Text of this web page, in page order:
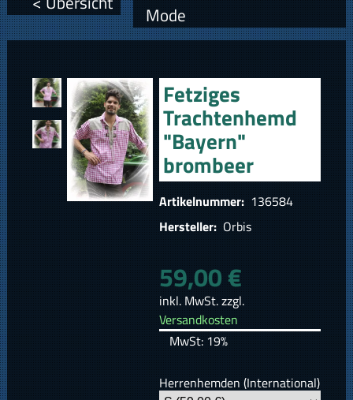
Mode
Fetziges
Trachtenhemd
"Bayern"
brombeer
Artikelnummer: 136584
Hersteller: Orbis
59,00 €
inkl. MwSt. zzgl.
Versandkosten
MwSt: 19%
Herrenhemden (International)